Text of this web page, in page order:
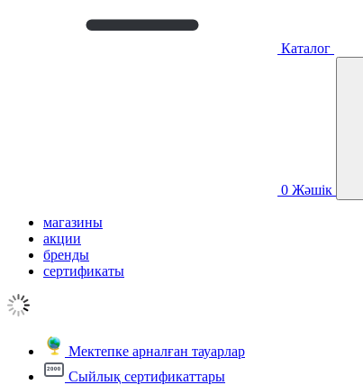
Каталог
0 Жәшік
магазины
акции
бренды
сертификаты
Мектепке арналған тауарлар
Сыйлық сертификаттары